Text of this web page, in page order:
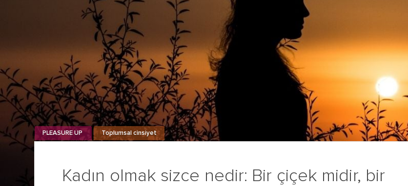
Kadın olmak sizce nedir: Bir çiçek midir, bir
PLEASURE UP Toplumsal cinsiyet